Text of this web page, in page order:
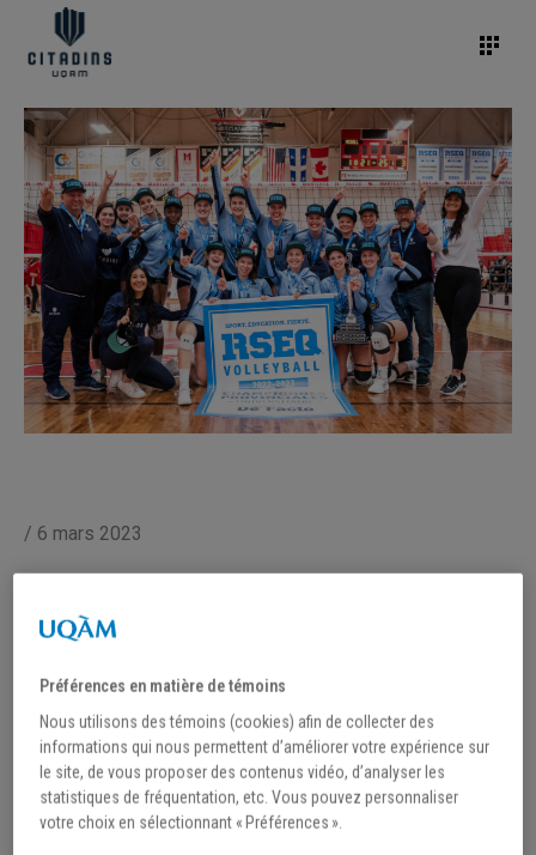
/ 6 mars 2023
L’ÉQUIPE DE VOLLEYBALL
REMPORTE LE
CHAMPIONNAT RSEQ
GRANDE FORCE DE CARACTÈRE POUR LE
VOLLEYBALL FÉMININ.
Préférences en matière de témoins
Nous utilisons des témoins (cookies) afin de collecter des
informations qui nous permettent d’améliorer votre expérience sur
le site, de vous proposer des contenus vidéo, d’analyser les
statistiques de fréquentation, etc. Vous pouvez personnaliser
votre choix en sélectionnant « Préférences ».